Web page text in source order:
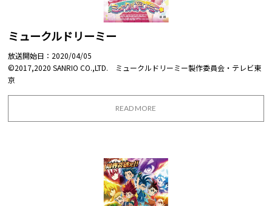
ミュークルドリーミー
放送開始日：2020/04/05
©2017,2020 SANRIO CO.,LTD. ミュークルドリーミー製作委員会・テレビ東
京
READ MORE